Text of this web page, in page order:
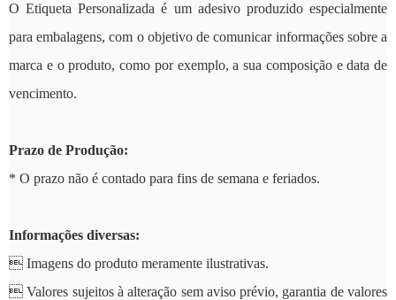
OEtiqueta Personalizada é umadesivo produzido especialmente
para embalagens, com o objetivo de comunicar informações sobre a
marca e o produto, como por exemplo, a sua composição e data de
vencimento.
Prazo de Produção:
* O prazo não é contado para fins de semana e feriados.
Informações diversas:
 Imagens do produto meramente ilustrativas.
 Valores sujeitos à alteração sem aviso prévio, garantia de valores